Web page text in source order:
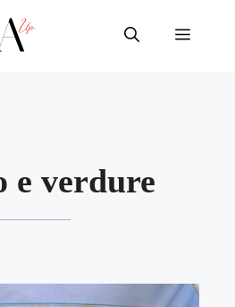
Menu
e verdure